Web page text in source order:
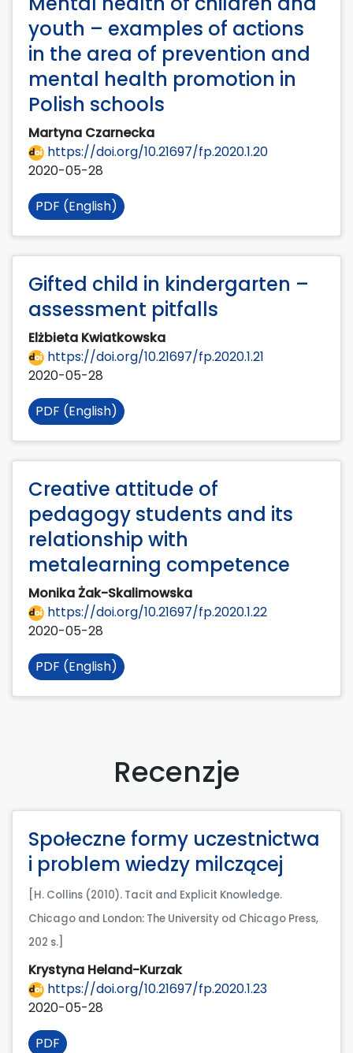
youth – examples of actions
in the area of prevention and
mental health promotion in
Polish schools
Martyna Czarnecka
https://doi.org/10.21697/fp.2020.1.20
2020-05-28
PDF (English)
Gifted child in kindergarten –
assessment pitfalls
Elżbieta Kwiatkowska
https://doi.org/10.21697/fp.2020.1.21
2020-05-28
PDF (English)
Creative attitude of
pedagogy students and its
relationship with
metalearning competence
Monika Żak-Skalimowska
https://doi.org/10.21697/fp.2020.1.22
2020-05-28
PDF (English)
Recenzje
Społeczne formy uczestnictwa
i problem wiedzy milczącej
[H. Collins (2010). Tacit and Explicit Knowledge.
Chicago and London: The University od Chicago Press,
202 s.]
Krystyna Heland-Kurzak
https://doi.org/10.21697/fp.2020.1.23
2020-05-28
PDF